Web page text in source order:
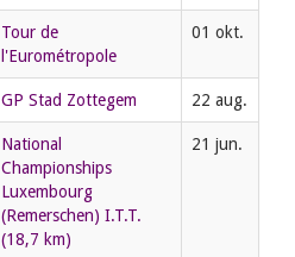
Tour de
l'Eurométropole
01 okt.
GP Stad Zottegem 22 aug.
National
Championships
Luxembourg
(Remerschen) I.T.T.
(18,7 km)
21 jun.